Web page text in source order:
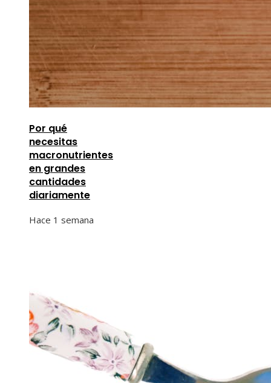
Por qué
necesitas
macronutrientes
en grandes
cantidades
diariamente
Hace 1 semana